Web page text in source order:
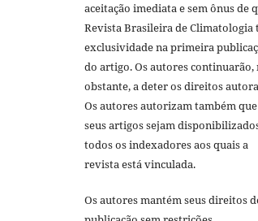
aceitação imediata e sem ônus de
Revista Brasileira de Climatologia
exclusividade na primeira
do artigo. Os autores continuarão,
obstante, a deter os direitos
Os autores autorizam também que
seus artigos sejam
todos os indexadores aos quais a
revista está vinculada.
Os autores mantém seus direitos